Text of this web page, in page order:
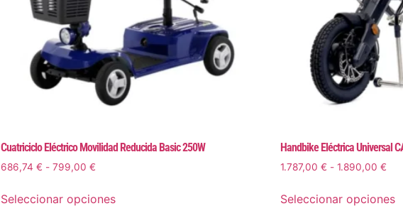
Cuatriciclo Eléctrico Movilidad Reducida Basic 250W
686,74 € - 799,00 €
Seleccionar opciones
Handbike Eléctrica Universal
1.787,00 € - 1.890,00 €
Seleccionar opciones